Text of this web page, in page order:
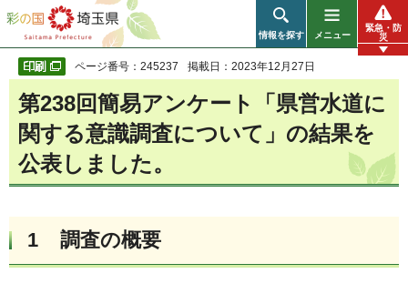
彩の国 埼玉県
情報を探す メニュー
緊急・防
災
ページ番号：245237 掲載日：2023年12月27日
第238回簡易アンケート「県営水道に
関する意識調査について」の結果を
公表しました。
1 調査の概要